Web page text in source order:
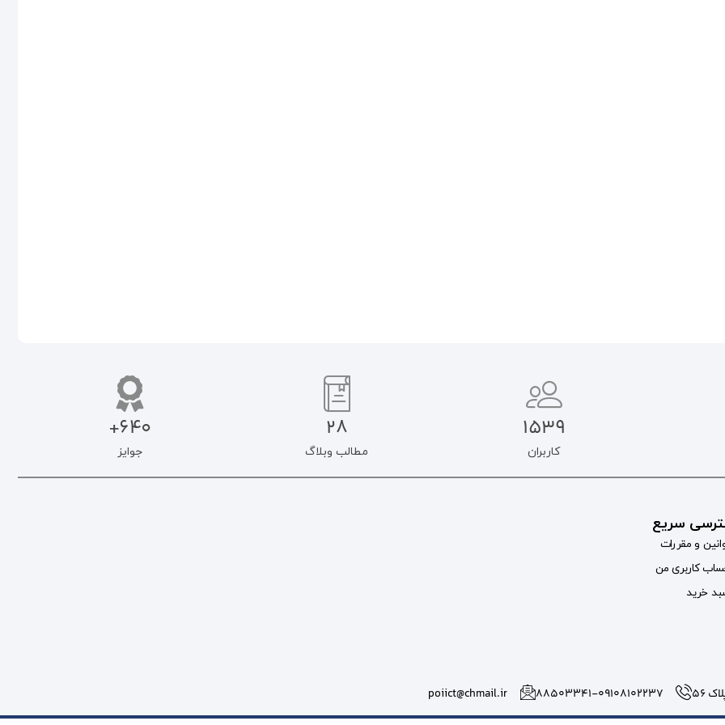
1539
کاربران
28
مطالب وبلاگ
640+
جوایز
سریع
و مقررات
کاربری من
خرید
56 ۸۸۵۰۳۳۴۱-09108102237 poiict@chmail.ir